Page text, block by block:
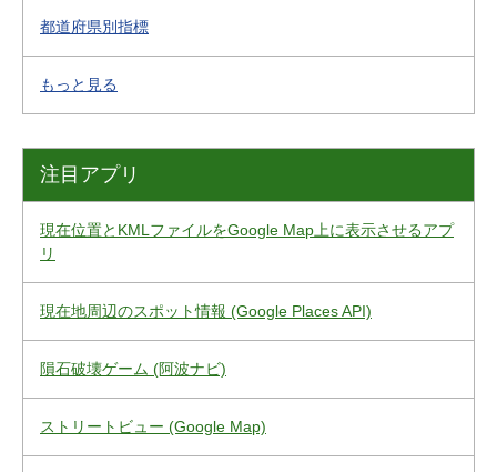
都道府県別指標
もっと見る
注目アプリ
現在位置とKMLファイルをGoogle Map上に表示させるアプ
リ
現在地周辺のスポット情報 (Google Places API)
隕石破壊ゲーム (阿波ナビ)
ストリートビュー (Google Map)